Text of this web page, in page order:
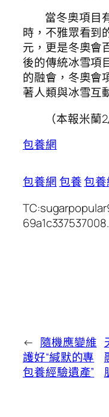
當冬奧項目
時，不雅眾看到
元，更是冬奧會
後的傳統冰雪項
的融會，冬奧會
著人類與冰雪互
（本報米蘭
包養網
包養網包養包
← 隨機應變維
護好“緘默的專
包養經驗遺產”